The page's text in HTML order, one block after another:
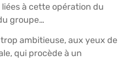
à cette opération du
groupe…
ambitieuse, aux yeux de
qui procède à un